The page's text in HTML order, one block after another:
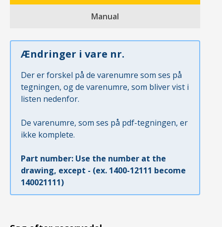
Manual
Ændringer i vare nr.
Der er forskel på de varenumre som ses på
tegningen, og de varenumre, som bliver vist i
listen nedenfor.
De varenumre, som ses på pdf-tegningen, er
ikke komplete.
Part number: Use the number at the
drawing, except - (ex. 1400-12111 become
140021111)